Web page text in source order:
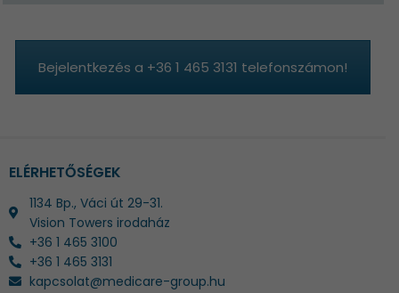
Bejelentkezés a +36 1 465 3131 telefonszámon!
ELÉRHETŐSÉGEK
1134 Bp., Váci út 29-31.
Vision Towers irodaház
+36 1 465 3100
+36 1 465 3131
kapcsolat@medicare-group.hu